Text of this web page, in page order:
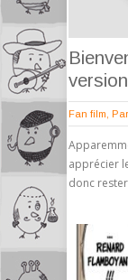
Fan film
apprécier
donc